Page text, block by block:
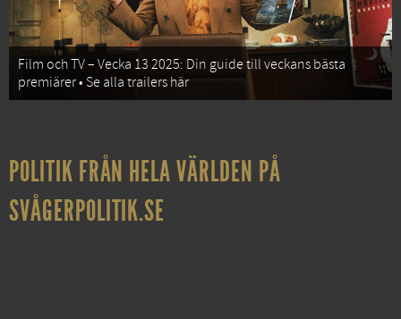
Film och TV – Vecka 13 2025: Din guide till veckans bästa
premiärer • Se alla trailers här
POLITIK FRÅN HELA VÄRLDEN PÅ
SVÅGERPOLITIK.SE